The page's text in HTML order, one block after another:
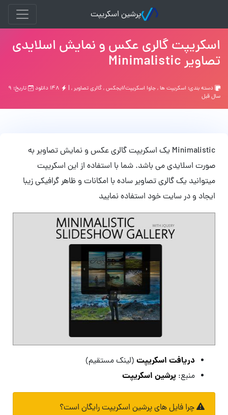
پرشین اسکریپت
اسکریپت گالری عکس و نمایش اسلایدی
تصاویر Minimalistic
دسته بندی: اسکریپت ها,جاوا اسکریپت/ایجکس,گالری تصاویر, |
تاریخ: ۹
سال قبل
Minimalistic یک اسکریپت گالری عکس و نمایش تصاویر به
صورت اسلایدی می باشد. شما با استفاده از این اسکریپت
میتوانید یک گالری تصاویر ساده با امکانات و ظاهر گرافیکی زیبا
ایجاد و در سایت خود استفاده نمایید
دریافت اسکریپت (لینک مستقیم)
منبع: پرشین اسکریپت
چرا فایل های پرشین اسکریپت رایگان است؟